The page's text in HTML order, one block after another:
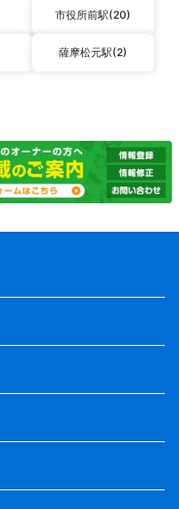
市役所前駅(20)
薩摩松元駅(2)